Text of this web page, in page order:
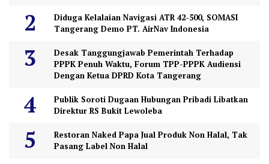
Diduga Kelalaian Navigasi ATR 42-500, SOMASI
Tangerang Demo PT. AirNav Indonesia
Desak Tanggungjawab Pemerintah Terhadap
PPPK Penuh Waktu, Forum TPP-PPPK Audiensi
Dengan Ketua DPRD Kota Tangerang
Publik Soroti Dugaan Hubungan Pribadi Libatkan
Direktur RS Bukit Lewoleba
Restoran Naked Papa Jual Produk Non Halal, Tak
Pasang Label Non Halal